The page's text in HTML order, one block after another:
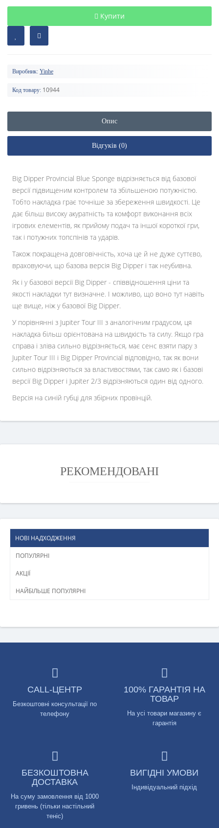
Купити
Виробник: Yinhe
Код товару: 10944
Опис
Відгуків (0)
Big Dipper Provincial Blue Sponge відрізняється від базової
версії підвищеним контролем та збільшеною потужністю.
Тобто накладка грає точніше за збереження швидкості. Це
дає більш високу акуратність та комфорт виконання всіх
ігрових елементів, як прийому подач та іншої короткої гри,
так і потужних топспінів та ударів.
Також покращена довговічність, хоча це й не дуже суттєво,
враховуючи, що базова версія Big Dipper і так неубивна.
Як і у базової версії Big Dipper - співвідношення ціни та
якості накладки тут визначне. І можливо, що воно тут навіть
ще вище, ніж у базової Big Dipper.
У порівнянні з Jupiter Tour III з аналогічним градусом, ця
накладка більш орієнтована на швидкість та силу. Якщо гра
справа і зліва сильно відрізняється, має сенс взяти пару з
Jupiter Tour III і Big Dipper Provincial відповідно, так як вони
сильно відрізняються за властивостями, так само як і базові
версії Big Dipper і Jupiter 2/3 відрізняються один від одного.
Версія на синій губці для збірних провінцій.
РЕКОМЕНДОВАНІ
НОВІ НАДХОДЖЕННЯ
ПОПУЛЯРНІ
АКЦІЇ
НАЙБІЛЬШЕ ПОПУЛЯРНІ
CALL-ЦЕНТР
Безкоштовні консультації по
телефону
100% ГАРАНТІЯ НА
ТОВАР
На усі товари магазину є
гарантія
БЕЗКОШТОВНА
ДОСТАВКА
На суму замовлення від 1000
гривень (тільки настільний
теніс)
ВИГІДНІ УМОВИ
Індивідуальний підхід